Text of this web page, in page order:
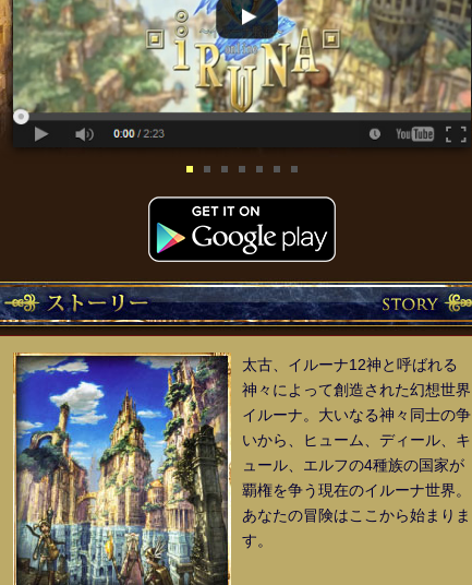
太古、イルーナ12神と呼ばれる
神々によって創造された幻想世界
イルーナ。大いなる神々同士の争
いから、ヒューム、ディール、キ
ュール、エルフの4種族の国家が
覇権を争う現在のイルーナ世界。
あなたの冒険はここから始まりま
す。